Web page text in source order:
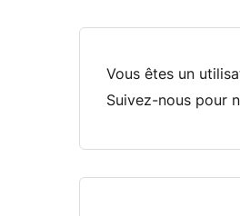
Vous êtes un
Suivez-nous pour